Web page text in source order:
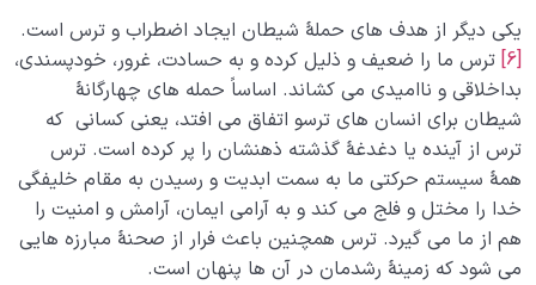
یکی دیگر از هدف های حملۀ شیطان ایجاد اضطراب و ترس است.
[6]
ترس ما را ضعیف و ذلیل کرده و به حسادت، غرور، خودپسندی،
بداخلاقی و ناامیدی می کشاند. اساساً حمله های چهارگانۀ
شیطان برای انسان های ترسو اتفاق می افتد، یعنی کسانی که
ترس از آینده یا دغدغۀ گذشته ذهنشان را پر کرده است. ترس
همۀ سیستم حرکتی ما به سمت ابدیت و رسیدن به مقام خلیفگی
خدا را مختل و فلج می کند و به آرامی ایمان، آرامش و امنیت را
هم از ما می گیرد. ترس همچنین باعث فرار از صحنۀ مبارزه هایی
می شود که زمینۀ رشدمان در آن ها پنهان است.